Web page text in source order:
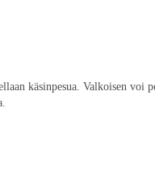
käsinpesua. Valkoisen voi